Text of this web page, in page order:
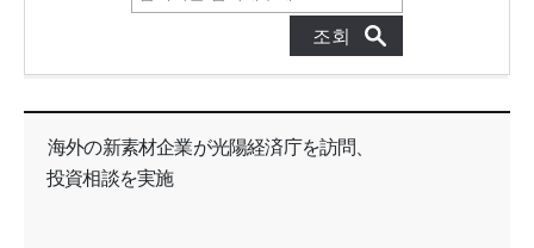
GFEZニュース 목록으로 번호, 제목, 작성자, 조회수, 등록일, 첨부파일로 나열 되고 있습니다.
海外の新素材企業が光陽経済庁を訪問、
投資相談を実施